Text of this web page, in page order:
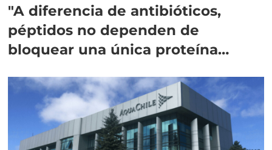
"A diferencia de antibióticos,
péptidos no dependen de
bloquear una única proteína